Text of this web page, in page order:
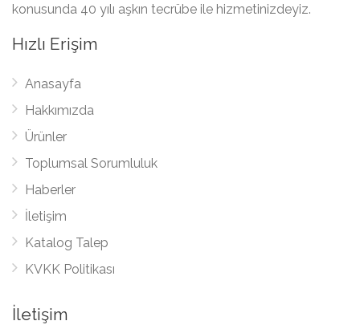
konusunda 40 yılı aşkın tecrübe ile hizmetinizdeyiz.
Hızlı Erişim
Anasayfa
Hakkımızda
Ürünler
Toplumsal Sorumluluk
Haberler
İletişim
Katalog Talep
KVKK Politikası
İletişim